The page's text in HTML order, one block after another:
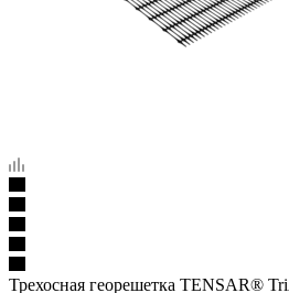
Трехосная георешетка TENSAR®